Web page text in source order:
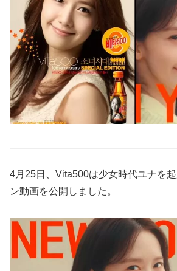
4月25日、Vita500は少女時代ユナを
ン動画を公開しました。